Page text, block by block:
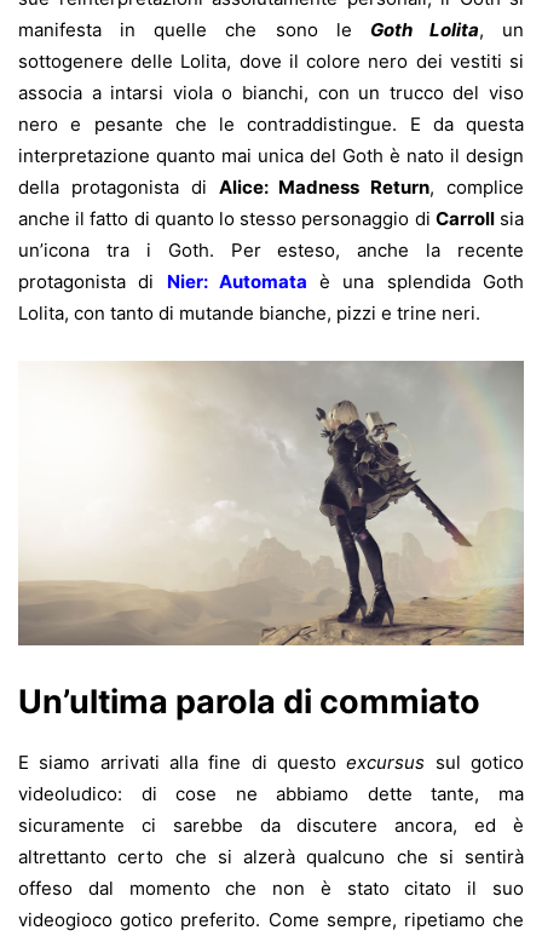
manifesta in quelle che sono le Goth Lolita, un
sottogenere delle Lolita, dove il colore nero dei vestiti si
associa a intarsi viola o bianchi, con un trucco del viso
nero e pesante che le contraddistingue. E da questa
interpretazione quanto mai unica del Goth è nato il design
della protagonista di Alice: Madness Return, complice
anche il fatto di quanto lo stesso personaggio di Carrollsia
un’icona tra i Goth. Per esteso, anche la recente
protagonista di Nier: Automata è una splendida Goth
Lolita, con tanto di mutande bianche, pizzi e trine neri.
Un’ultima parola di commiato
E siamo arrivati alla fine di questoexcursus sul gotico
videoludico: di cose ne abbiamo dette tante, ma
sicuramente ci sarebbe da discutere ancora, ed è
altrettanto certo che si alzerà qualcuno che si sentirà
offeso dal momento che non è stato citato il suo
videogioco gotico preferito. Come sempre, ripetiamo che